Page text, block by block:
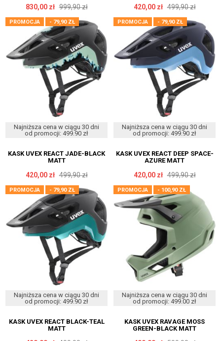
830,00 zł 999,90 zł 420,00 zł 499,90 zł
PROMOCJA - 79,90 ZŁ
Najniższa cena w ciągu 30 dni
od promocji: 499.90 zł
KASK UVEX REACT JADE-BLACK
MATT
420,00 zł 499,90 zł
PROMOCJA - 79,90 ZŁ
Najniższa cena w ciągu 30 dni
od promocji: 499.90 zł
KASK UVEX REACT DEEP SPACE-
AZURE MATT
420,00 zł 499,90 zł
PROMOCJA - 79,90 ZŁ
Najniższa cena w ciągu 30 dni
od promocji: 499.90 zł
KASK UVEX REACT BLACK-TEAL
MATT
PROMOCJA - 100,90 ZŁ
Najniższa cena w ciągu 30 dni
od promocji: 499.00 zł
KASK UVEX RAVAGE MOSS
GREEN-BLACK MATT